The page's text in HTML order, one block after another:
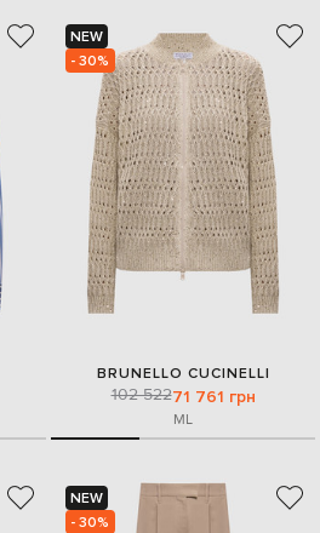
NEW
- 30%
BRUNELLO CUCINELLI
102 52271 761 грн
ML
NEW
- 30%